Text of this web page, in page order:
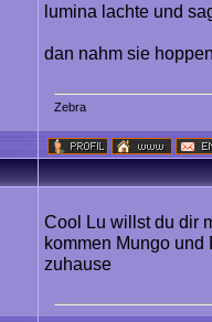
lumina lachte und
dan nahm sie
Zebra
Cool Lu willst du dir
kommen Mungo
zuhause